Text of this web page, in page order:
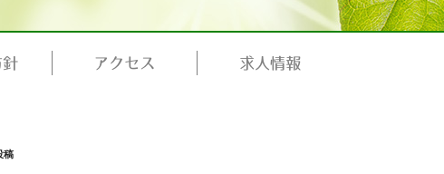
針 アクセス 求人情報
稿